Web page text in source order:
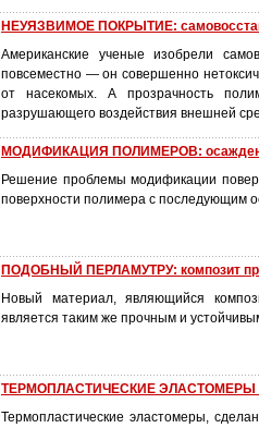
НЕУЯЗВИМОЕ ПОКРЫТИЕ:
Американские ученые изобрели
повсеместно — он совершенно
от насекомых. А прозрачность
разрушающего воздействия внешней
МОДИФИКАЦИЯ ПОЛИМЕРОВ:
Решение проблемы модификации
поверхности полимера с последующим
ПОДОБНЫЙ ПЕРЛАМУТРУ: композит
Новый материал, являющийся
является таким же прочным и
ТЕРМОПЛАСТИЧЕСКИЕ ЭЛАСТОМЕРЫ
Термопластические эластомеры,